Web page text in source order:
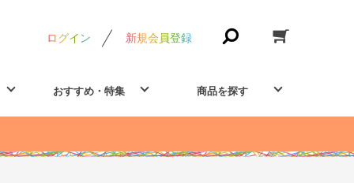
ログイン 新規会員登録
おすすめ・特集 商品を探す